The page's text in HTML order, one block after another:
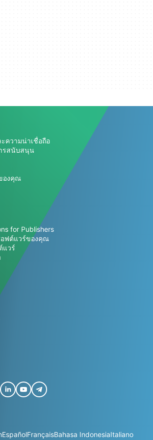
ความน่าเชื่อถือ
รสนับสนุน
องคุณ
for Publishers
ฟต์แวร์ของคุณ
แวร์
EspañolFrançaisBahasa IndonesiaItaliano